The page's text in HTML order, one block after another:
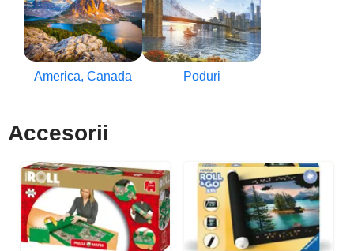
America, Canada Poduri
Accesorii